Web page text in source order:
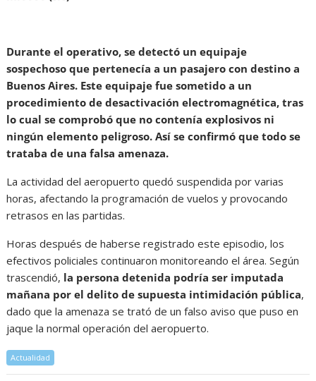
Durante el operativo, se detectó un equipaje
sospechoso que pertenecía a un pasajero con destino a
Buenos Aires. Este equipaje fue sometido a un
procedimiento de desactivación electromagnética, tras
lo cual se comprobó que no contenía explosivos ni
ningún elemento peligroso. Así se confirmó que todo se
trataba de una falsa amenaza.
La actividad del aeropuerto quedó suspendida por varias
horas, afectando la programación de vuelos y provocando
retrasos en las partidas.
Horas después de haberse registrado este episodio, los
efectivos policiales continuaron monitoreando el área. Según
trascendió, la persona detenida podría ser imputada
mañana por el delito de supuesta intimidación pública,
dado que la amenaza se trató de un falso aviso que puso en
jaque la normal operación del aeropuerto.
Actualidad